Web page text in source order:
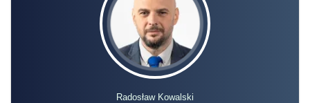
Radosław Kowalski